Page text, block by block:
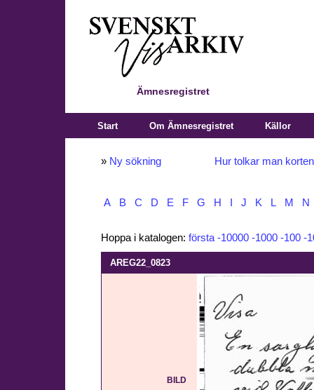
Ämnesregistret
Start Om Ämnesregistret Källor
» Ny sökning Hur tolkar man
A B C D E F G H J K L M N
Hoppa i katalogen: första -10000 -1000 -100 -
AREG22_0823
BILD